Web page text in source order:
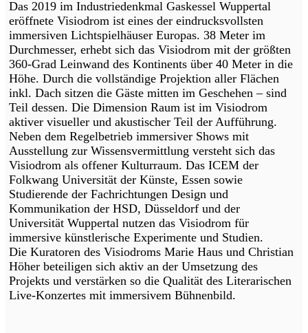
Das 2019 im Industriedenkmal Gaskessel Wuppertal
eröffnete Visiodrom ist eines der eindrucksvollsten
immersiven Lichtspielhäuser Europas. 38 Meter im
Durchmesser, erhebt sich das Visiodrom mit der größten
360-Grad Leinwand des Kontinents über 40 Meter in die
Höhe. Durch die vollständige Projektion aller Flächen
inkl. Dach sitzen die Gäste mitten im Geschehen – sind
Teil dessen. Die Dimension Raum ist im Visiodrom
aktiver visueller und akustischer Teil der Aufführung.
Neben dem Regelbetrieb immersiver Shows mit
Ausstellung zur Wissensvermittlung versteht sich das
Visiodrom als offener Kulturraum. Das ICEM der
Folkwang Universität der Künste, Essen sowie
Studierende der Fachrichtungen Design und
Kommunikation der HSD, Düsseldorf und der
Universität Wuppertal nutzen das Visiodrom für
immersive künstlerische Experimente und Studien.
Die Kuratoren des Visiodroms Marie Haus und Christian
Höher beteiligen sich aktiv an der Umsetzung des
Projekts und verstärken so die Qualität des Literarischen
Live-Konzertes mit immersivem Bühnenbild.